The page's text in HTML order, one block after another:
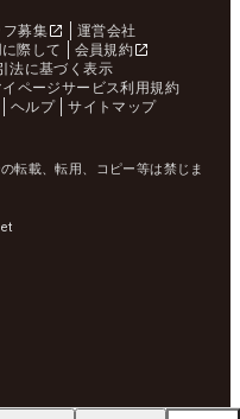
フ募集
運営会社
際して
会員規約
法に基づく表示
イページサービス利用規約
ヘルプ サイトマップ
転載、転用、コピー等は禁じま